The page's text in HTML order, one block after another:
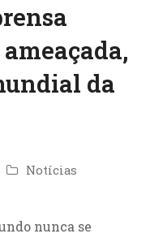
da
Notícias
nunca se